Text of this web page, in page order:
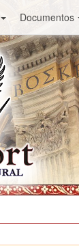
Documentos